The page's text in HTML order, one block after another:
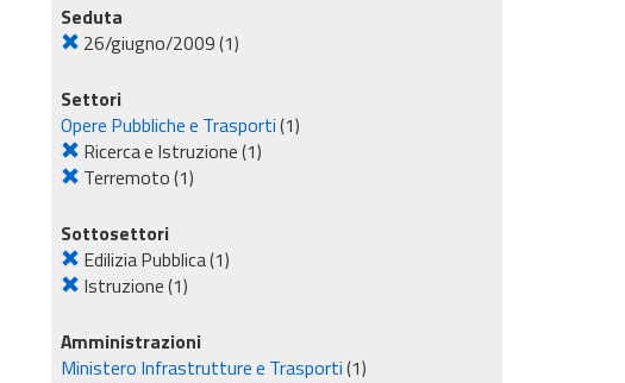
Seduta
26/giugno/2009(1)
Settori
Opere Pubbliche e Trasporti(1)
Ricerca e Istruzione(1)
Terremoto(1)
Sottosettori
Edilizia Pubblica(1)
Istruzione(1)
Amministrazioni
Ministero Infrastrutture e Trasporti(1)